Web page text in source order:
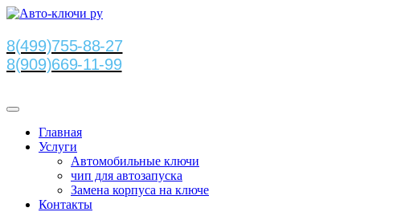
8(499)755-88-27
8(909)669-11-99
Главная
Услуги
Автомобильные ключи
чип для автозапуска
Замена корпуса на ключе
Контакты